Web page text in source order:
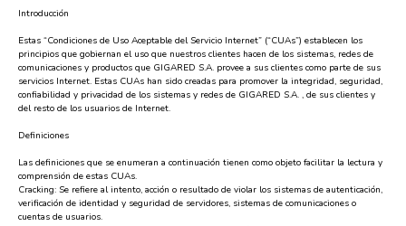
Introducción
Estas “Condiciones de Uso Aceptable del Servicio Internet” (“CUAs”) establecen los
principios que gobiernan el uso que nuestros clientes hacen de los sistemas, redes de
comunicaciones y productos que GIGARED S.A. provee a sus clientes como parte de sus
servicios Internet. Estas CUAs han sido creadas para promover la integridad, seguridad,
confiabilidad y privacidad de los sistemas y redes de GIGARED S.A. , de sus clientes y
del resto de los usuarios de Internet.
Definiciones
Las definiciones que se enumeran a continuación tienen como objeto facilitar la lectura y
comprensión de estas CUAs.
Cracking: Se refiere al intento, acción o resultado de violar los sistemas de autenticación,
verificación de identidad y seguridad de servidores, sistemas de comunicaciones o
cuentas de usuarios.